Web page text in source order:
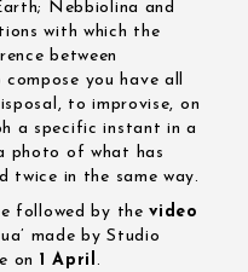
Nebbiolina and
with which the
between
you have all
to improvise, on
a specific instant in a
photo of what has
twice in the same way.
followed by thevideo
made by Studio
on 1 April.